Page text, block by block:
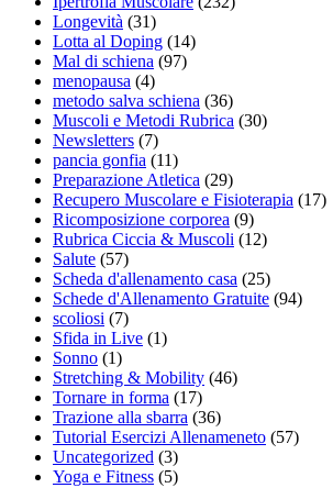
Longevità (31)
Lotta al Doping (14)
Mal di schiena (97)
menopausa (4)
metodo salva schiena (36)
Muscoli e Metodi Rubrica (30)
Newsletters (7)
pancia gonfia (11)
Preparazione Atletica (29)
Recupero Muscolare e Fisioterapia (17)
Ricomposizione corporea (9)
Rubrica Ciccia & Muscoli (12)
Salute (57)
Scheda d'allenamento casa (25)
Schede d'Allenamento Gratuite (94)
scoliosi (7)
Sfida in Live (1)
Sonno (1)
Stretching & Mobility (46)
Tornare in forma (17)
Trazione alla sbarra (36)
Tutorial Esercizi Allenameneto (57)
Uncategorized (3)
Yoga e Fitness (5)